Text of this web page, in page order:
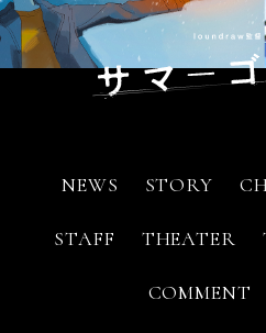
NEWS STORY
STAFF THEATER
COMMENT